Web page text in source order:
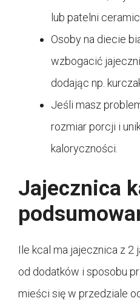
lub patelni
Osoby na diecie
wzbogacić
dodając np.
Jeśli masz
rozmiar porcji i
kaloryczności.
Jajecznica
Ile kcal ma jajecznica z 2
od dodatków i sposobu
mieści się w przedziale